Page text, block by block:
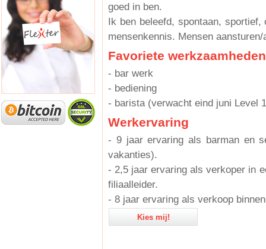
goed in ben.
Ik ben beleefd, spontaan,
mensenkennis. Mensen
Favoriete werkzaamheden
- bar werk
- bediening
- barista (verwacht eind juni Level
Werkervaring
- 9 jaar ervaring als barman en
vakanties).
- 2,5 jaar ervaring als verkoper in
filiaalleider.
- 8 jaar ervaring als verkoop
Kies mij!